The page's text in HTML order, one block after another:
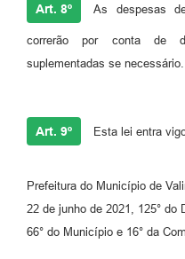
Art. 8º As despesas
correrão por conta de
suplementadas se necessário.
Art. 9º Esta lei entra
Prefeitura do Município de
22 de junho de 2021, 125° do
66° do Município e 16° da